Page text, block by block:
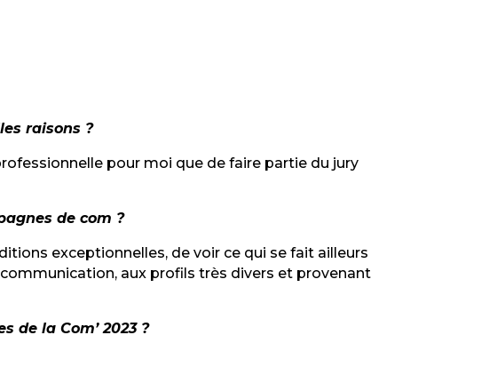
raisons ?
pour moi que de faire partie du jury
de com ?
exceptionnelles, de voir ce qui se fait ailleurs
communication, aux profils très divers et provenant
de la Com’ 2023 ?